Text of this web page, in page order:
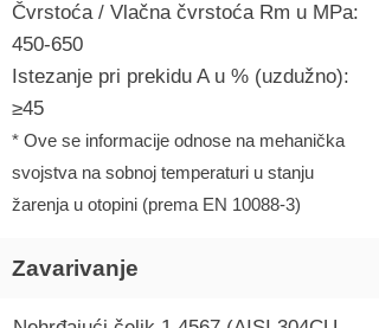
Čvrstoća / Vlačna čvrstoća Rm u MPa:
450-650
Istezanje pri prekidu A u % (uzdužno):
≥45
* Ove se informacije odnose na mehanička
svojstva na sobnoj temperaturi u stanju
žarenja u otopini (prema EN 10088-3)
Zavarivanje